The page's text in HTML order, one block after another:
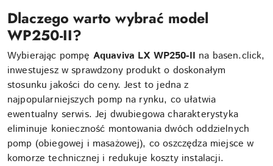
Dlaczego warto wybrać model
WP250-II?
Wybierając pompę Aquaviva LX WP250-II na basen.click,
inwestujesz w sprawdzony produkt o doskonałym
stosunku jakości do ceny. Jest to jedna z
najpopularniejszych pomp na rynku, co ułatwia
ewentualny serwis. Jej dwubiegowa charakterystyka
eliminuje konieczność montowania dwóch oddzielnych
pomp (obiegowej i masażowej), co oszczędza miejsce w
komorze technicznej i redukuje koszty instalacji.